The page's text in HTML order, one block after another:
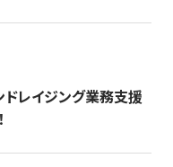
ドレイジング業務支援